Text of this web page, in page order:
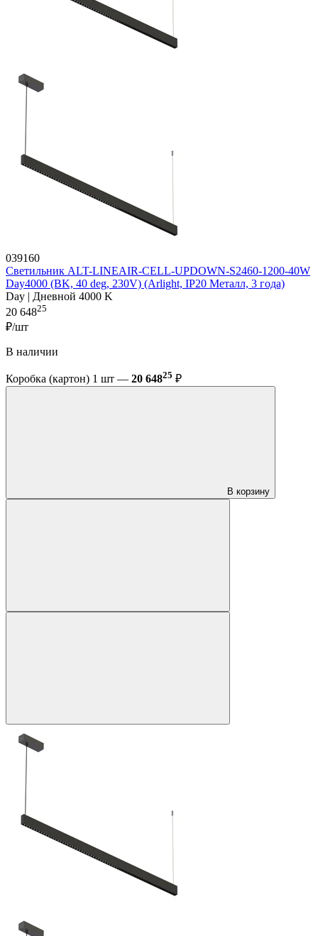
039160
Светильник ALT-LINEAIR-CELL-UPDOWN-S2460-1200-40W
Day4000 (BK, 40 deg, 230V) (Arlight, IP20 Металл, 3 года)
Day | Дневной 4000 K
20 64825
₽/шт
В наличии
Коробка (картон) 1 шт — 20 64825 ₽
В корзину